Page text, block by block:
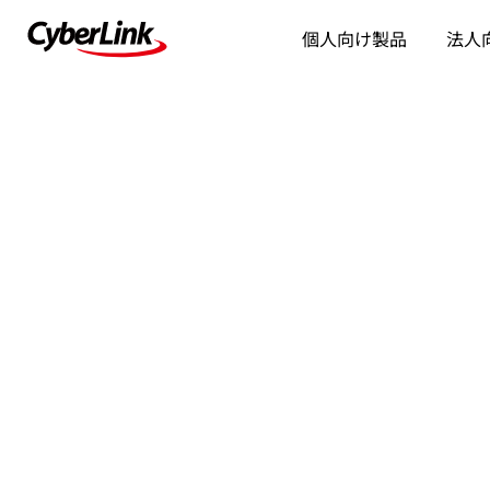
個人向け製品 法人